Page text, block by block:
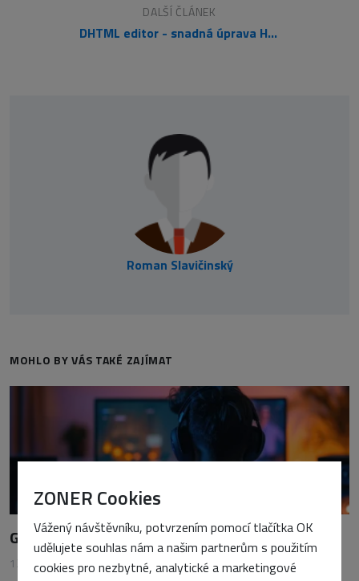
ZONER Cookies
Vážený návštěvníku, potvrzením pomocí tlačítka OK
udělujete souhlas nám a našim partnerům s použitím
cookies pro nezbytné, analytické a marketingové
DALŠÍ ČLÁNEK
DHTML editor - snadná úprava HTML kódu ve formuláři
Roman Slavičinský
MOHLO BY VÁS TAKÉ ZAJÍMAT
Gaming na HDR monitoru: Stojí to za to?
12. srpna 2024 • Vojtěch Tomášek